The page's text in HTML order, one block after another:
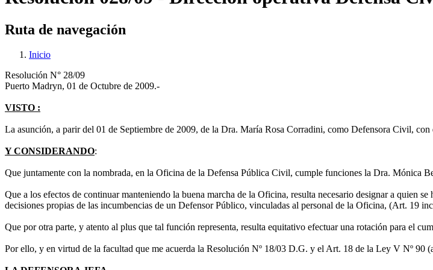
Ruta de navegación
Inicio
Resolución N° 28/09
Puerto Madryn, 01 de Octubre de 2009.-
VISTO :
La asunción, a parir del 01 de Septiembre de 2009, de la Dra. María Rosa Corradini, como Defensora Civil,
Y CONSIDERANDO:
Que juntamente con la nombrada, en la Oficina de la Defensa Pública Civil, cumple funciones la Dra. Mónica
Que a los efectos de continuar manteniendo la buena marcha de la Oficina, resulta necesario designar a quien se
decisiones propias de las incumbencias de un Defensor Público, vinculadas al personal de la Oficina, (Art. 19
Que por otra parte, y atento al plus que tal función representa, resulta equitativo efectuar una rotación para el
Por ello, y en virtud de la facultad que me acuerda la Resolución Nº 18/03 D.G. y el Art. 18 de la Ley V Nº 90